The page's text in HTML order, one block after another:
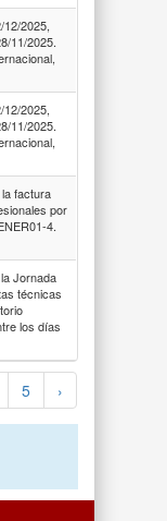
2025,
11/2025.
2025,
11/2025.
factura
por
4.
Jornada
técnicas
los días
5 ›